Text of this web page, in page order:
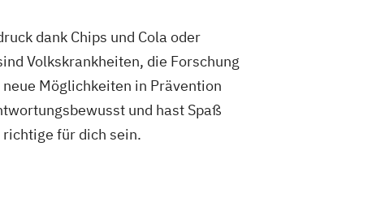
dank Chips und Cola oder
Volkskrankheiten, die Forschung
Möglichkeiten in Prävention
und hast Spaß
für dich sein.